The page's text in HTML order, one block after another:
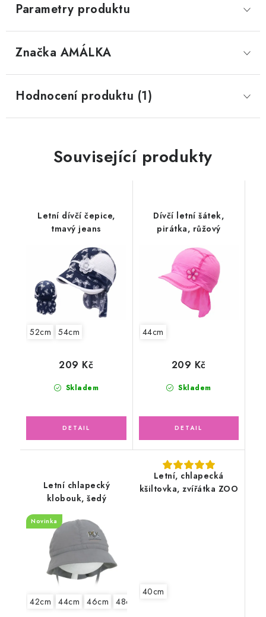
Parametry produktu
Značka AMÁLKA
Hodnocení produktu (1)
Související produkty
Letní dívčí čepice,
tmavý jeans
52cm 54cm
Skladem
209 Kč
Dívčí letní šátek,
pirátka, růžový
44cm
Skladem
209 Kč
Letní chlapecký
klobouk, šedý
Novinka
42cm 44cm 46cm 48cm
Letní, chlapecká
kšiltovka, zvířátka ZOO
40cm